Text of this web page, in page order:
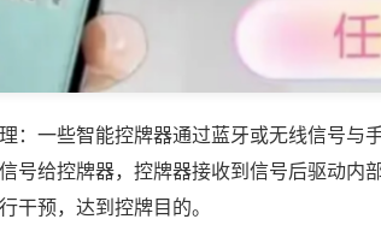
：一些智能控牌器通过蓝牙或无线信号与
号给控牌器，控牌器接收到信号后驱动内
干预，达到控牌目的。